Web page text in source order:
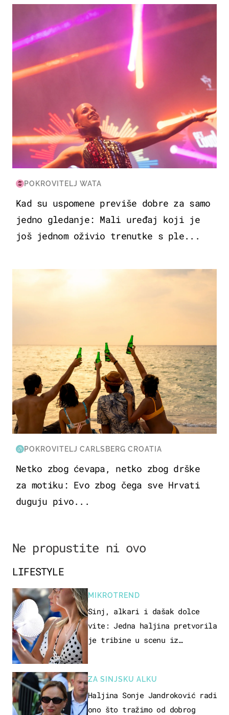
KULTURA & ZABAVA
POKROVITELJ WATA
Kad su uspomene previše dobre za samo
jedno gledanje: Mali uređaj koji je
još jednom oživio trenutke s ple...
POKROVITELJ CARLSBERG CROATIA
Netko zbog ćevapa, netko zbog drške
za motiku: Evo zbog čega sve Hrvati
duguju pivo...
Ne propustite ni ovo
LIFESTYLE
MIKROTREND
Sinj, alkari i dašak dolce
vite: Jedna haljina pretvorila
je tribine u scenu iz
ZA SINJSKU ALKU
Haljina Sonje Jandroković radi
ono što tražimo od dobrog